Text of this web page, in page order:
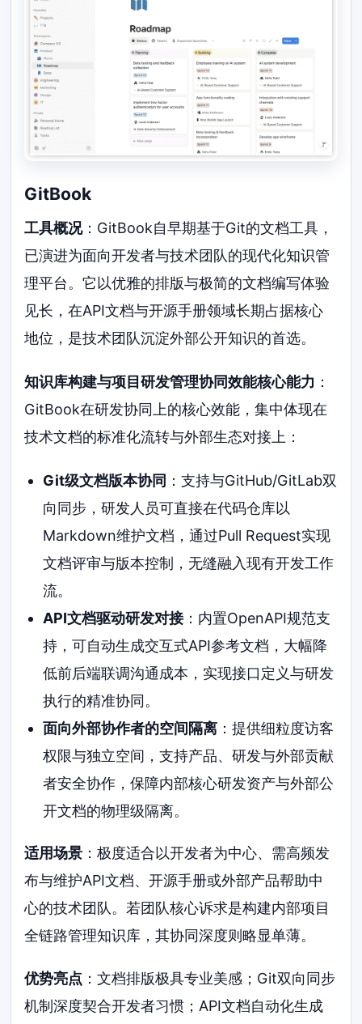
GitBook
工具概况：GitBook自早期基于Git的文档工具，
已演进为面向开发者与技术团队的现代化知识管
理平台。它以优雅的排版与极简的文档编写体验
见长，在API文档与开源手册领域长期占据核心
地位，是技术团队沉淀外部公开知识的首选。
知识库构建与项目研发管理协同效能核心能力 ：
GitBook在研发协同上的核心效能，集中体现在
技术文档的标准化流转与外部生态对接上：
Git级文档版本协同 ：支持与GitHub/GitLab双
向同步，研发人员可直接在代码仓库以
Markdown维护文档，通过Pull Request实现
文档评审与版本控制，无缝融入现有开发工作
流。
API文档驱动研发对接：内置OpenAPI规范支
持，可自动生成交互式API参考文档，大幅降
低前后端联调沟通成本，实现接口定义与研发
执行的精准协同。
面向外部协作者的空间隔离：提供细粒度访客
权限与独立空间，支持产品、研发与外部贡献
者安全协作，保障内部核心研发资产与外部公
开文档的物理级隔离。
适用场景 ：极度适合以开发者为中心、需高频发
布与维护API文档、开源手册或外部产品帮助中
心的技术团队。若团队核心诉求是构建内部项目
全链路管理知识库，其协同深度则略显单薄。
优势亮点 ：文档排版极具专业美感；Git双向同步
机制深度契合开发者习惯；API文档自动化生成